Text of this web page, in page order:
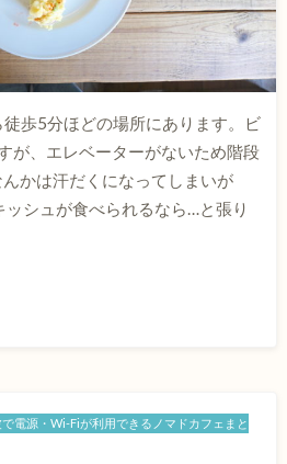
歩5分ほどの場所にあります。ビ
が、エレベーターがないため階段
かは汗だくになってしまいが
ッシュが食べられるなら…と張り
電源・Wi-Fiが利用できるノマドカフェまと